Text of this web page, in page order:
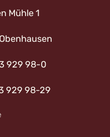
Mühle 1
929 98-0
929 98-29